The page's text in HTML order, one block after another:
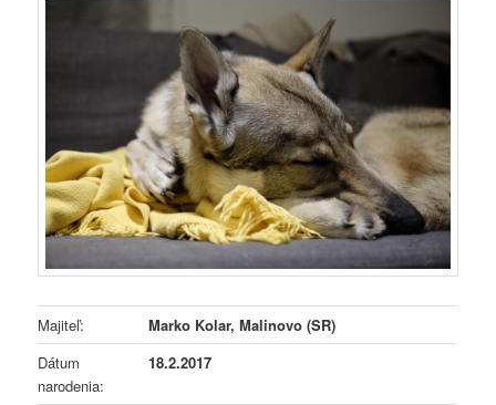
Majiteľ: Marko Kolar, Malinovo (SR)
Dátum
narodenia:
18.2.2017